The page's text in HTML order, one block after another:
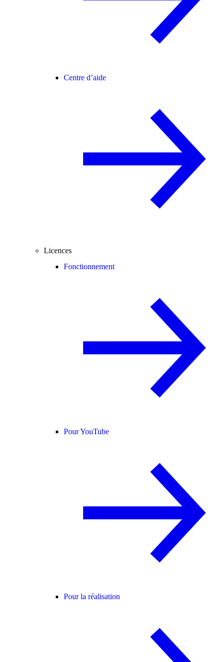
Centre d’aide
Licences
Fonctionnement
Pour YouTube
Pour la réalisation